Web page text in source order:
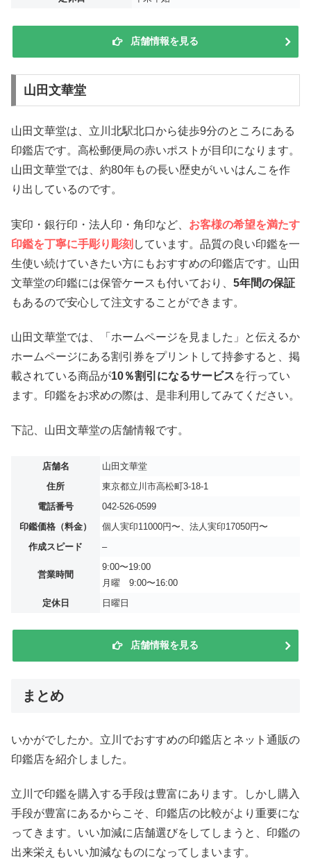
店舗情報を見る
山田文華堂
山田文華堂は、立川北駅北口から徒歩9分のところにある
印鑑店です。高松郵便局の赤いポストが目印になります。
山田文華堂では、約80年もの長い歴史がいいはんこを作
り出しているのです。
実印・銀行印・法人印・角印など、 お客様の希望を満たす
印鑑を丁寧に手彫り彫刻 しています。品質の良い印鑑を一
生使い続けていきたい方にもおすすめの印鑑店です。山田
文華堂の印鑑には保管ケースも付いており、 5年間の保証
もあるので安心して注文することができます。
山田文華堂では、「ホームページを見ました」と伝えるか
ホームページにある割引券をプリントして持参すると、掲
載されている商品が10％割引になるサービスを行ってい
ます。印鑑をお求めの際は、是非利用してみてください。
下記、山田文華堂の店舗情報です。
店舗名
山田文華堂
住所
東京都立川市高松町3-18-1
電話番号
042-526-0599
印鑑価格（料金）
個人実印11000円〜、法人実印17050円〜
作成スピード
–
営業時間
9:00〜19:00
月曜 9:00〜16:00
定休日
日曜日
店舗情報を見る
まとめ
いかがでしたか。立川でおすすめの印鑑店とネット通販の
印鑑店を紹介しました。
立川で印鑑を購入する手段は豊富にあります。しかし購入
手段が豊富にあるからこそ、印鑑店の比較がより重要にな
ってきます。いい加減に店舗選びをしてしまうと、印鑑の
出来栄えもいい加減なものになってしまいます。